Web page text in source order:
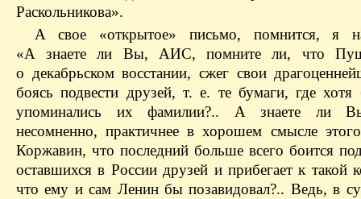
Раскольникова».
А свое «открытое» письмо, помнится, я
«А знаете ли Вы, АИС, помните ли, что
о декабрьском восстании, сжег свои
боясь подвести друзей, т. е. те бумаги, где
упоминались их фамилии?.. А знаете ли
несомненно, практичнее в хорошем смысле
Коржавин, что последний больше всего боится
оставшихся в России друзей и прибегает к такой
что ему и сам Ленин бы позавидовал?.. Ведь, в